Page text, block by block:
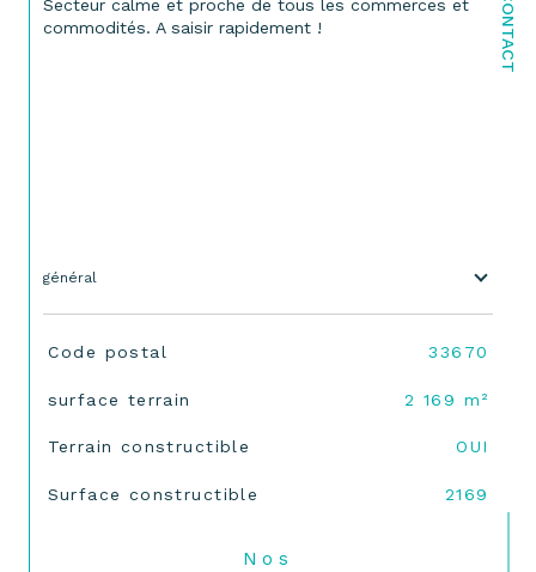
CONTACT
Secteur calme et proche de tous les commerces et
commodités. A saisir rapidement !
général
TRAD_SIROCCO_Caracteristique
Code postal 33670
surface terrain 2 169 m²
Terrain constructible OUI
Surface constructible 2169
Nos